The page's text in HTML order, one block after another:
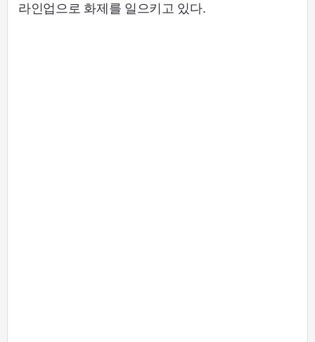
라인업으로 화제를 일으키고 있다.